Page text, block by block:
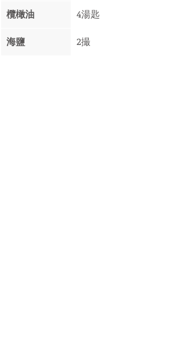
欖橄油 4湯匙
海鹽 2撮